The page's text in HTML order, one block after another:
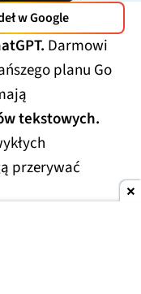
w Google
Darmowi
planu Go
tekstowych.
przerywać